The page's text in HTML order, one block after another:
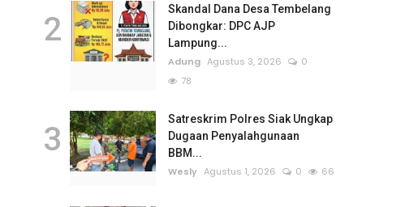
2
Skandal Dana Desa Tembelang
Dibongkar: DPC AJP
Lampung...
Adung Agustus 3, 2026
0
78
3
Satreskrim Polres Siak Ungkap
Dugaan Penyalahgunaan
BBM...
Wesly Agustus 1, 2026 0 66